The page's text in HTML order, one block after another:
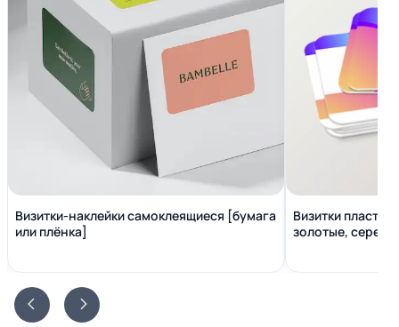
Визитки-наклейки самоклеящиеся [бумага
или плёнка]
Визитки
золотые,